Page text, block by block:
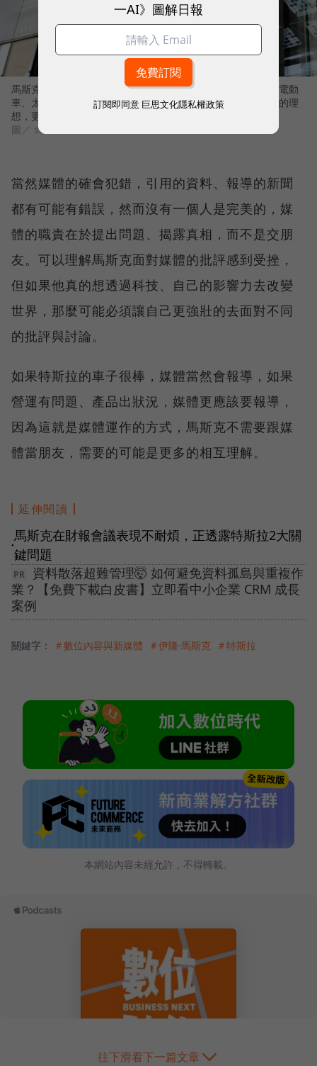
馬斯克是一位傑出的創業家，所做的很多事情都很棒，不論是電動
車、太陽能租賃、太空事業、地下迴路列車，這些除了是偉大的理
想，更是改變社會、改變世界的出發點。
圖／ shutterstock
當然媒體的確會犯錯，引用的資料、報導的新聞
都有可能有錯誤，然而沒有一個人是完美的，媒
體的職責在於提出問題、揭露真相，而不是交朋
友。可以理解馬斯克面對媒體的批評感到受挫，
但如果他真的想透過科技、自己的影響力去改變
世界，那麼可能必須讓自己更強壯的去面對不同
的批評與討論。
如果特斯拉的車子很棒，媒體當然會報導，如果
營運有問題、產品出狀況，媒體更應該要報導，
因為這就是媒體運作的方式，馬斯克不需要跟媒
體當朋友，需要的可能是更多的相互理解。
延伸閱讀
●
馬斯克在財報會議表現不耐煩，正透露特斯拉2大關
鍵問題
資料散落超難管理🤯 如何避免資料孤島與重複作
業？【免費下載白皮書】立即看中小企業 CRM 成長
案例
關鍵字： ＃數位內容與新媒體 ＃伊隆·馬斯克 ＃特斯拉
本網站內容未經允許，不得轉載。
往下滑看下一篇文章
一AI》圖解日報
訂閱即同意 巨思文化隱私權政策